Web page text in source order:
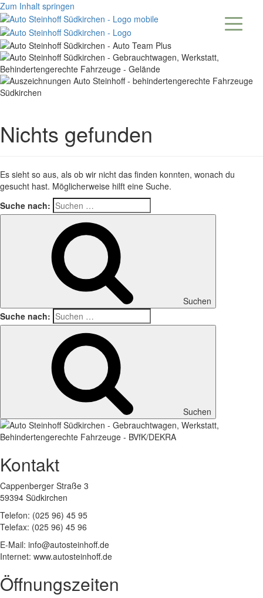
Zum Inhalt springen
Nichts gefunden
Es sieht so aus, als ob wir nicht das finden konnten, wonach du
gesucht hast. Möglicherweise hilft eine Suche.
Suche nach:
Suchen
Suche nach:
Suchen
Kontakt
Cappenberger Straße 3
59394 Südkirchen
Telefon: (025 96) 45 95
Telefax: (025 96) 45 96
E-Mail: info@autosteinhoff.de
Internet: www.autosteinhoff.de
Öffnungszeiten